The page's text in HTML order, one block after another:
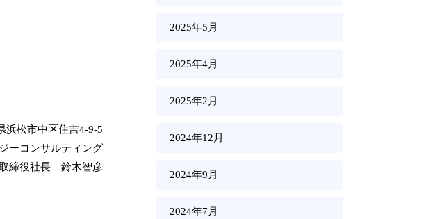
浜松市中区住吉4-9-5
ーコンサルティング
締役社長 鈴木智彦
2025年5月
2025年4月
2025年2月
2024年12月
2024年9月
2024年7月